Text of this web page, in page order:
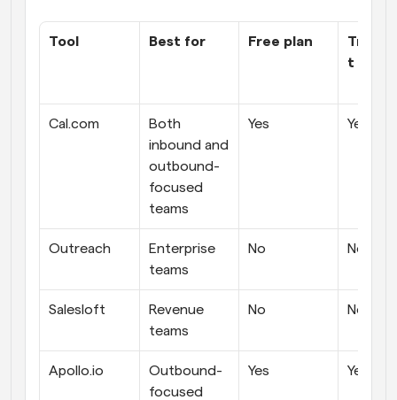
Tool Best for Free plan
t
Cal.com
Both
inbound and
outbound-
focused
teams
Yes Yes
Outreach
Enterprise
teams
No No
Salesloft
Revenue
teams
No No
Apollo.io
Outbound-
focused
Yes Yes